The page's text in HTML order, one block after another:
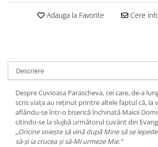
Editura Casa
Editura Corint
Editura Kreativ
Editura Lizuka Educativ
Editura Nemira
Editura Nomina
Adauga la Favorite Cere
Descriere
Despre Cuvioasa Parascheva, cei care, de-a
scris viaţa au reţinut printre altele faptul că, la
aflându-se într-o bi­serică închinată Maicii
citindu-se la slujbă următorul cuvânt din
„Ori­ci­ne vo­ieş­te să vină după Mine să se
să-şi ia crucea şi să-Mi urmeze Mie.”